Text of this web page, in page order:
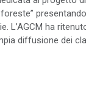
ha
diffusione dei